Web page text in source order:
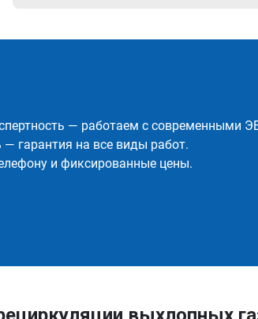
— работаем с современными
гарантия на все виды работ.
и фиксированные цены.